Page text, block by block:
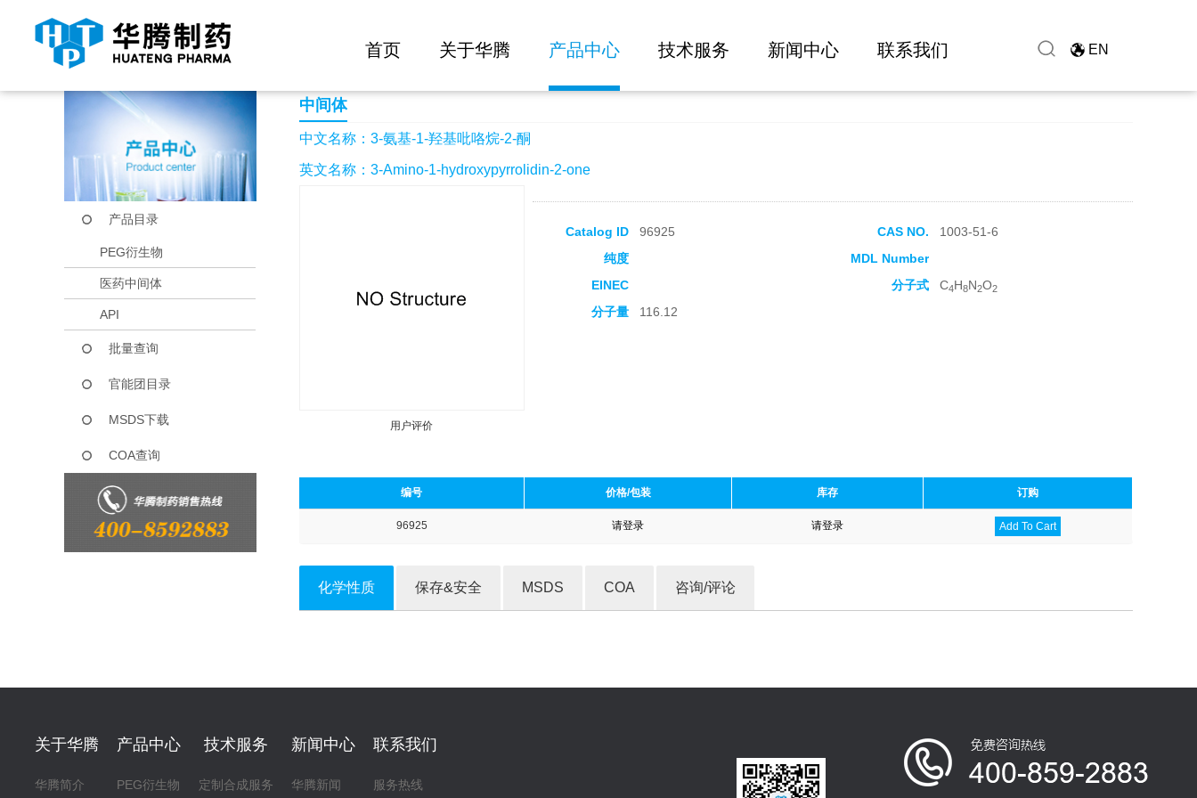
首页 关于华腾 产品中心 技术服务 新闻中心 联系我们 EN
当前位置： 首页 产品中心 3-氨基-1-羟基吡咯烷-2-酮
产品目录
PEG衍生物
医药中间体
API
批量查询
官能团目录
MSDS下载
COA查询
中间体
中文名称：3-氨基-1-羟基吡咯烷-2-酮
英文名称：3-Amino-1-hydroxypyrrolidin-2-one
用户评价
Catalog ID 96925 CAS NO.
1003-51-6
纯度
MDL Number
EINEC
分子式 C4H8N2O2
分子量 116.12
编号 价格/包装 库存 订购
96925 请登录 请登录 Add To Cart
化学性质 保存&安全 MSDS COA 咨询/评论
关于华腾
华腾简介
产品中心
PEG衍生物
技术服务
定制合成服务
新闻中心
华腾新闻
联系我们
服务热线